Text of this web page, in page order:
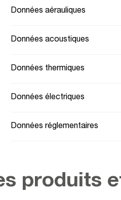
Données aérauliques
Données acoustiques
Données thermiques
Données électriques
Données réglementaires
produits